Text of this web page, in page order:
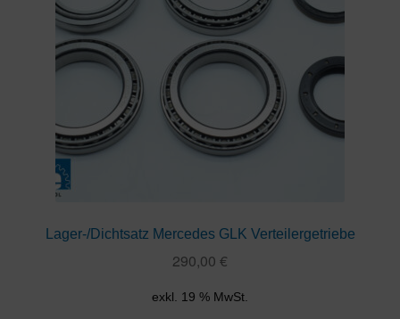
Lager-/Dichtsatz Mercedes GLK Verteilergetriebe
290,00 €
exkl. 19 % MwSt.